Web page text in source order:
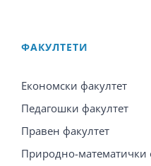
ФАКУЛТЕТИ
Економски факултет
Педагошки факултет
Правен факултет
Природно-математички